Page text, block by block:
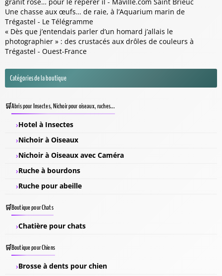
granit rose… pour le repérer il - Maville.com Saint Brieuc
Une chasse aux œufs… de raie, à l’Aquarium marin de
Trégastel - Le Télégramme
« Dès que j’entendais parler d’un homard j’allais le
photographier » : des crustacés aux drôles de couleurs à
Trégastel - Ouest-France
Catégories de la boutique
Abris pour Insectes, Nichoir pour oiseaux, ruches...
Hotel à Insectes
Nichoir à Oiseaux
Nichoir à Oiseaux avec Caméra
Ruche à bourdons
Ruche pour abeille
Boutique pour Chats
Chatière pour chats
Boutique pour Chiens
Brosse à dents pour chien